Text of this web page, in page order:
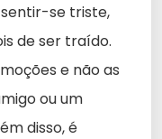
se triste,
de ser traído.
e não as
ou um
disso, é